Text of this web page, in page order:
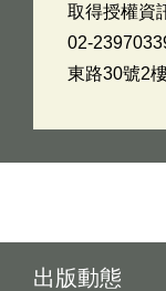
取得授權資
02-
東路30號2
出版動態